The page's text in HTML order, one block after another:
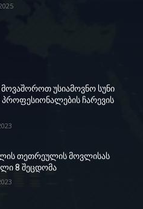
უსიამოვნო სუნი
პროფესიონალების ჩარევის
თეთრეულის მოვლისას
8 შეცდომა